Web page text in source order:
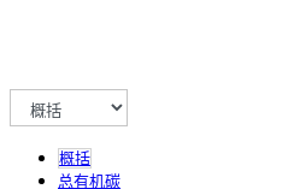
概括
总有机碳